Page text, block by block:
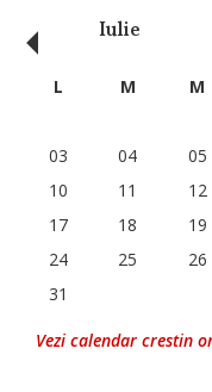
Iulie
‹ L M M
03
04 05
10
11 12
17
18 19
24
25 26
31
Vezi calendar crestin